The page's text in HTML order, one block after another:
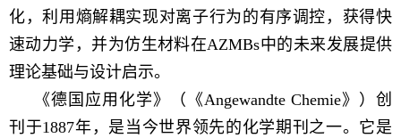
化，利用熵解耦实现对离子行为的有序调控，获得快
速动力学，并为仿生材料在AZMBs中的未来发展提供
理论基础与设计启示。
《德国应用化学》（《Angewandte Chemie》）创
刊于1887年，是当今世界领先的化学期刊之一。它是